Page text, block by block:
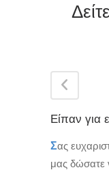
Είπαν για
Σας
μας δώσατε